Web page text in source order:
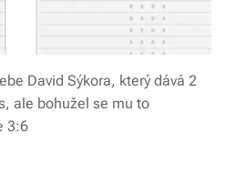
David Sýkora, který dává 2
ale bohužel se mu to
3:6